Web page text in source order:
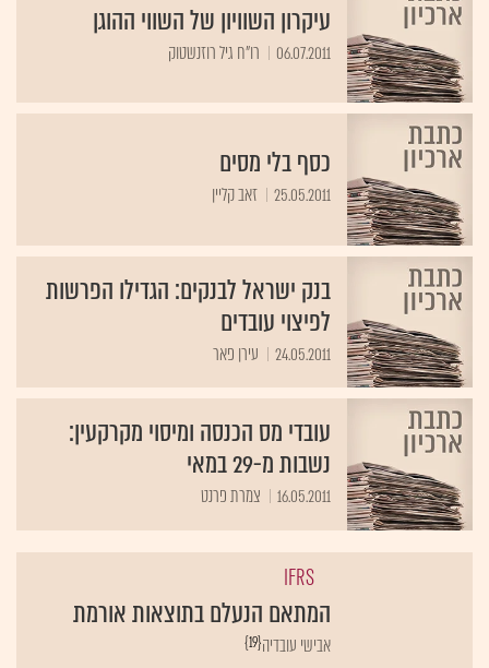
עיקרון השוויון של השווי ההוגן
06.07.2011 רו"ח גיל רוזנשטוק
כסף בלי מסים
25.05.2011 זאב קליין
בנק ישראל לבנקים: הגדילו הפרשות
לפיצוי עובדים
24.05.2011 עירן פאר
עובדי מס הכנסה ומיסוי מקרקעין:
נשבות מ-29 במאי
16.05.2011 צמרת פרנט
IFRS
המתאם הנעלם בתוצאות אורמת
{19}אבישי עובדיה